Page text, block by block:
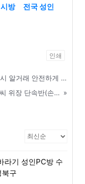
방
전국 성인
인쇄
텔레그램ID:KPU77 성피어택 성인피시 알거래 안전하게 하는 법 및 사기검거 - 양천구
텔레그램ID:KPU77 성피알리미 성인피씨 위장 단속반(손님) 구별하는 확실한 방법 - 예산 »
라기 성인PC방 수
구